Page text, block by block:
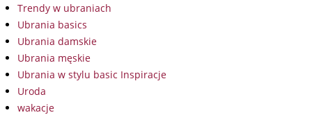
Trendy w ubraniach
Ubrania basics
Ubrania damskie
Ubrania męskie
Ubrania w stylu basic Inspiracje
Uroda
wakacje